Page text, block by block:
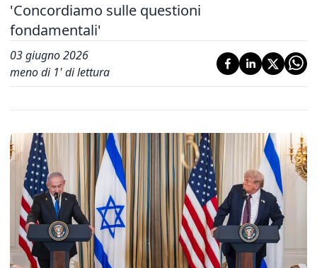
'Concordiamo sulle questioni
fondamentali'
03 giugno 2026
meno di 1' di lettura